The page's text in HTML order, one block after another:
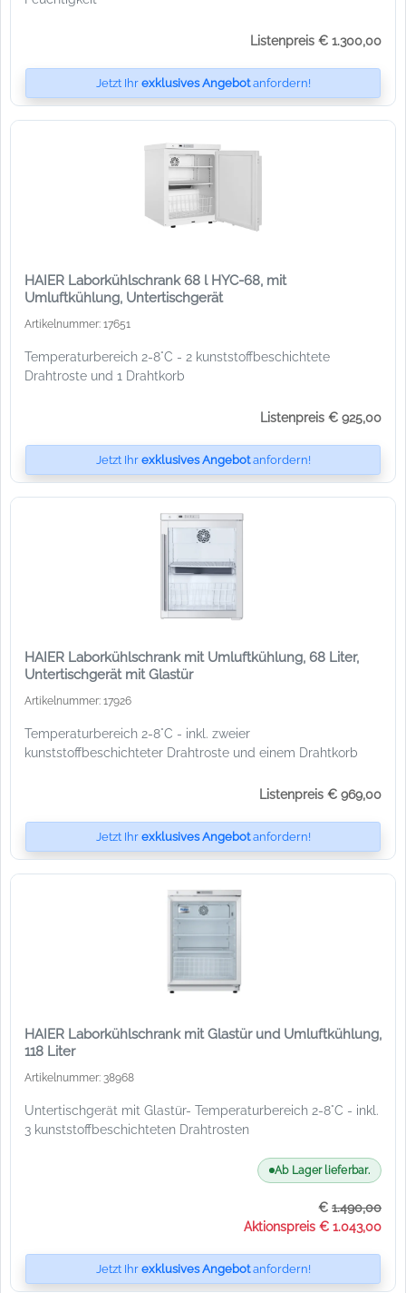
Listenpreis € 1.300,00
Jetzt Ihr exklusives Angebotanfordern!
HAIER Laborkühlschrank 68 l HYC-68, mit
Umluftkühlung, Untertischgerät
Artikelnummer: 17651
Temperaturbereich 2-8°C - 2 kunststoffbeschichtete
Drahtroste und 1 Drahtkorb
Listenpreis € 925,00
Jetzt Ihr exklusives Angebotanfordern!
HAIER Laborkühlschrank mit Umluftkühlung, 68 Liter,
Untertischgerät mit Glastür
Artikelnummer: 17926
Temperaturbereich 2-8°C - inkl. zweier
kunststoffbeschichteter Drahtroste und einem Drahtkorb
Listenpreis € 969,00
Jetzt Ihr exklusives Angebotanfordern!
HAIER Laborkühlschrank mit Glastür und Umluftkühlung,
118 Liter
Artikelnummer: 38968
Untertischgerät mit Glastür- Temperaturbereich 2-8°C - inkl.
3 kunststoffbeschichteten Drahtrosten
Ab Lager lieferbar.
€ 1.490,00
Aktionspreis € 1.043,00
Jetzt Ihr exklusives Angebotanfordern!